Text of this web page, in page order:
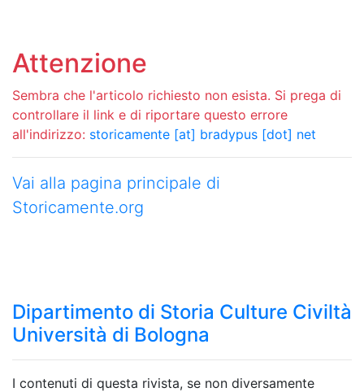
Attenzione
Sembra che l'articolo richiesto non esista. Si prega di
controllare il link e di riportare questo errore
all'indirizzo: storicamente [at] bradypus [dot] net
Vai alla pagina principale di
Storicamente.org
Dipartimento di Storia Culture Civiltà
Università di Bologna
I contenuti di questa rivista, se non diversamente